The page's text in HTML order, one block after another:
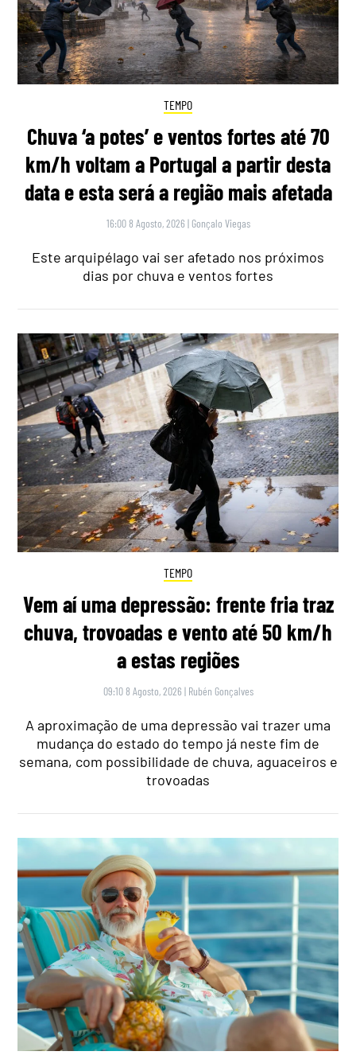
TEMPO
Chuva ‘a potes’ e ventos fortes até 70
km/h voltam a Portugal a partir desta
data e esta será a região mais afetada
16:00 8 Agosto, 2026 | Gonçalo Viegas
Este arquipélago vai ser afetado nos próximos
dias por chuva e ventos fortes
TEMPO
Vem aí uma depressão: frente fria traz
chuva, trovoadas e vento até 50 km/h
a estas regiões
09:10 8 Agosto, 2026 | Rubén Gonçalves
A aproximação de uma depressão vai trazer uma
mudança do estado do tempo já neste fim de
semana, com possibilidade de chuva, aguaceiros e
trovoadas